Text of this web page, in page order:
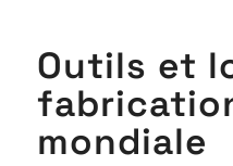
Outils et
mondiale